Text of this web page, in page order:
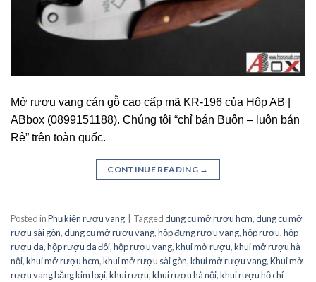
Mở rượu vang cán gỗ cao cấp mã KR-196 của Hộp AB |
ABbox (0899151188). Chúng tôi “chỉ bán Buôn – luôn bán
Rẻ” trên toàn quốc.
CONTINUE READING →
Posted inPhụ kiện rượu vang Taggeddụng cụ mở rượu hcm,dụng cụ mở
rượu sài gòn,dụng cụ mở rượu vang,hộp đựng rượu vang,hộp rượu,hộp
rượu da,hộp rượu da đôi,hộp rượu vang,khui mở rượu,khui mở rượu hà
nội,khui mở rượu hcm,khui mở rượu sài gòn,khui mở rượu vang,Khui mở
rượu vang bằng kim loại,khui rượu,khui rượu hà nội,khui rượu hồ chí